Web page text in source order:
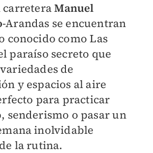
carreteraManuel
-Arandas se encuentran
conocido como Las
paraíso secreto que
de
y espacios al aire
para practicar
senderismo o pasar un
inolvidable
la rutina.